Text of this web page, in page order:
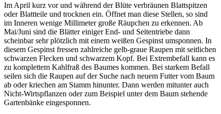
Im April kurz vor und während der Blüte verbräunen Blattspitzen
oder Blattteile und trocknen ein. Öffnet man diese Stellen, so sind
im Inneren wenige Millimeter große Räupchen zu erkennen. Ab
Mai/Juni sind die Blätter einiger End- und Seitentriebe dann
scheinbar sehr plötzlich mit einem weißen Gespinst umsponnen. In
diesem Gespinst fressen zahlreiche gelb-graue Raupen mit seitlichen
schwarzen Flecken und schwarzem Kopf. Bei Extrembefall kann es
zu komplettem Kahlfraß des Baumes kommen. Bei starkem Befall
seilen sich die Raupen auf der Suche nach neuem Futter vom Baum
ab oder kriechen am Stamm hinunter. Dann werden mitunter auch
Nicht-Wirtspflanzen oder zum Beispiel unter dem Baum stehende
Gartenbänke eingesponnen.